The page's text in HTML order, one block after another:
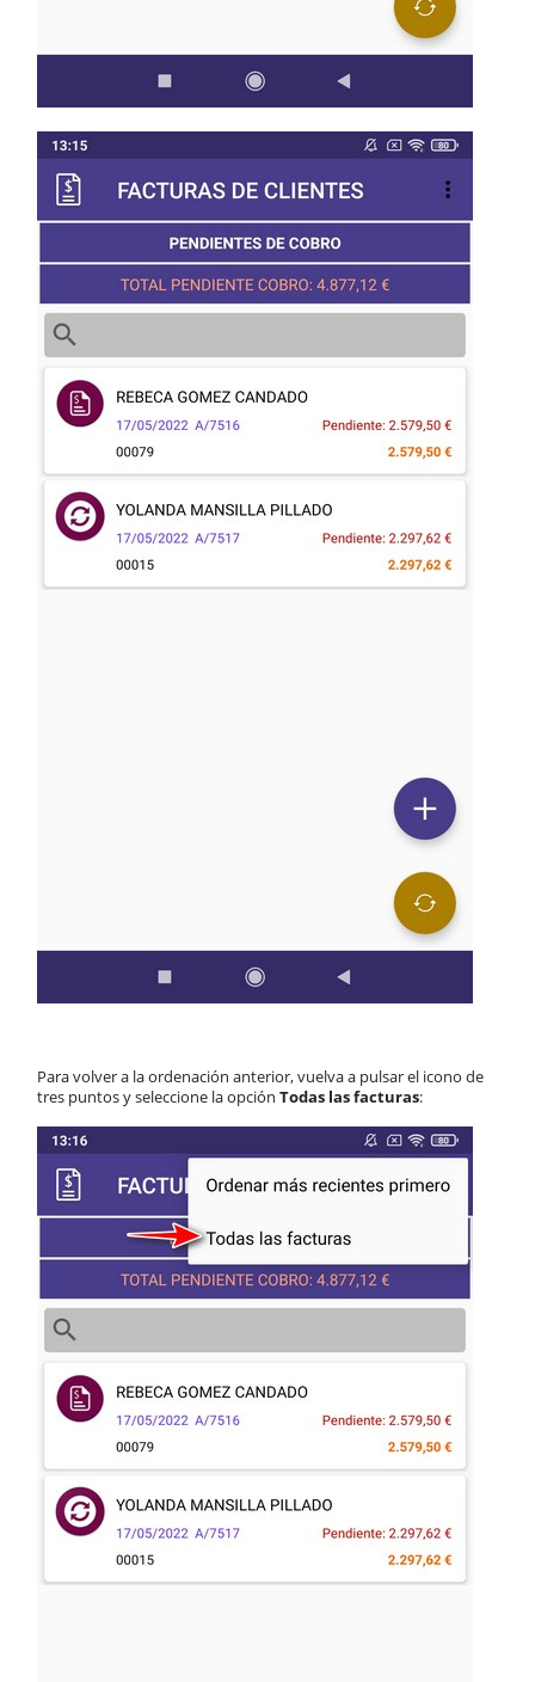
Para volver a la ordenación anterior, vuelva a pulsar el icono de
tres puntos y seleccione la opción Todas las facturas: